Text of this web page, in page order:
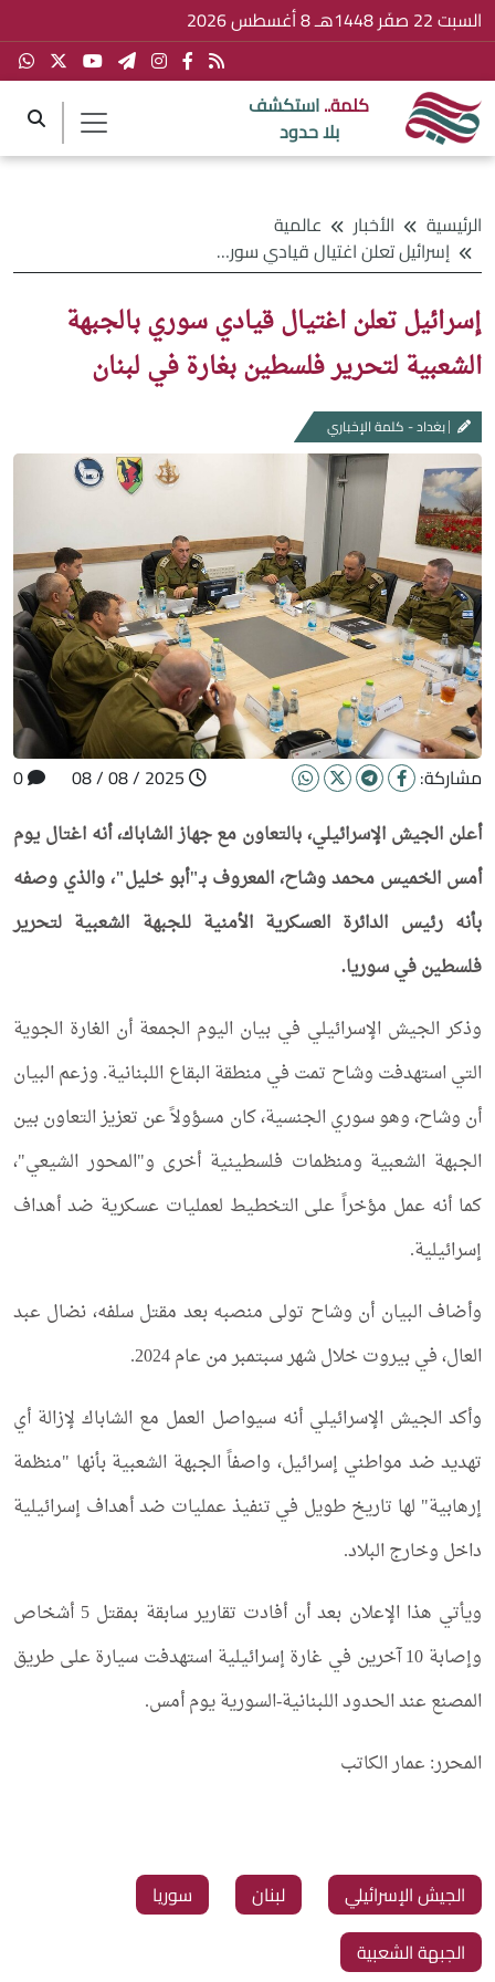
السبت 22 صفَر 1448هـ 8 أغسطس 2026
كلمة..استكشف
بلا حدود
الرئيسية الأخبار
عالمية
إسرائيل تعلن اغتيال قيادي سوري بالجبهة الشعبية لتحرير فلسطين بغارة في لبنان
إسرائيل تعلن اغتيال قيادي سوري بالجبهة
الشعبية لتحرير فلسطين بغارة في لبنان
بغداد - كلمة الإخباري
مشاركة:
أعلن الجيش الإسرائيلي، بالتعاون مع جهاز الشاباك، أنه اغتال يوم
أمس الخميس محمد وشاح، المعروف بـ"أبو خليل"، والذي وصفه
بأنه رئيس الدائرة العسكرية الأمنية للجبهة الشعبية لتحرير
فلسطين في سوريا.
وذكر الجيش الإسرائيلي في بيان اليوم الجمعة أن الغارة الجوية
التي استهدفت وشاح تمت في منطقة البقاع اللبنانية. وزعم البيان
أن وشاح، وهو سوري الجنسية، كان مسؤولاً عن تعزيز التعاون بين
الجبهة الشعبية ومنظمات فلسطينية أخرى و"المحور الشيعي"،
كما أنه عمل مؤخراً على التخطيط لعمليات عسكرية ضد أهداف
إسرائيلية.
وأضاف البيان أن وشاح تولى منصبه بعد مقتل سلفه، نضال عبد
العال، في بيروت خلال شهر سبتمبر من عام 2024.
وأكد الجيش الإسرائيلي أنه سيواصل العمل مع الشاباك لإزالة أي
تهديد ضد مواطني إسرائيل، واصفاً الجبهة الشعبية بأنها "منظمة
إرهابية" لها تاريخ طويل في تنفيذ عمليات ضد أهداف إسرائيلية
داخل وخارج البلاد.
ويأتي هذا الإعلان بعد أن أفادت تقارير سابقة بمقتل 5 أشخاص
وإصابة 10 آخرين في غارة إسرائيلية استهدفت سيارة على طريق
المصنع عند الحدود اللبنانية-السورية يوم أمس.
المحرر: عمار الكاتب
‏الجيش الإسرائيلي ‏لبنان
‏سوريا
‏الجبهة الشعبية